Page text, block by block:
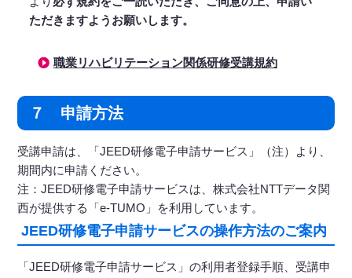
ただきますようお願いします。
職業リハビリテーション関係研修受講規約
７ 申請方法
受講申請は、「JEED研修電子申請サービス」（注）より、
期間内に申請ください。
注：JEED研修電子申請サービスは、株式会社NTTデータ関
西が提供する「e-TUMO」を利用しています。
JEED研修電子申請サービスの操作方法のご案内
「JEED研修電子申請サービス」の利用者登録手順、受講申